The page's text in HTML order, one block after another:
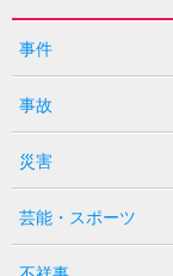
事件
事故
災害
芸能・スポーツ